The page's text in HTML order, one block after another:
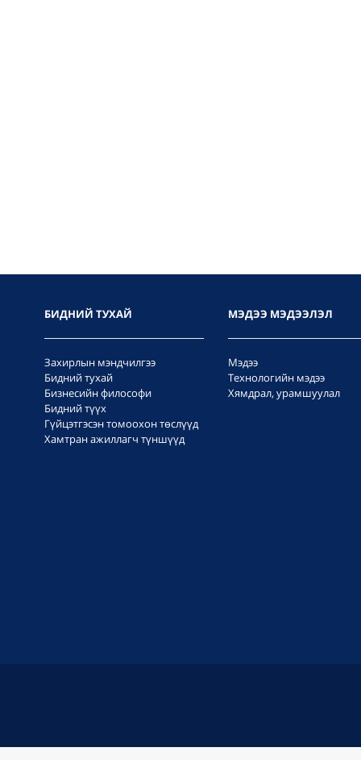
БИДНИЙ ТУХАЙ
Захирлын мэндчилгээ
Бидний тухай
Бизнесийн философи
Бидний түүх
Гүйцэтгэсэн томоохон төслүүд
Хамтран ажиллагч түншүүд
МЭДЭЭ МЭДЭЭЛЭЛ
Мэдээ
Технологийн мэдээ
Хямдрал, урамшуулал